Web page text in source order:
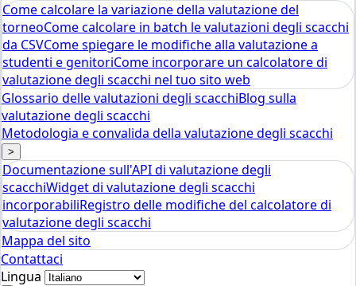
Come calcolare la variazione della valutazione del
torneoCome calcolare in batch le valutazioni degli scacchi
da CSVCome spiegare le modifiche alla valutazione a
studenti e genitoriCome incorporare un calcolatore di
valutazione degli scacchi nel tuo sito web
Glossario delle valutazioni degli scacchiBlog sulla
valutazione degli scacchi
Metodologia e convalida della valutazione degli scacchi
>
Documentazione sull'API di valutazione degli
scacchiWidget di valutazione degli scacchi
incorporabiliRegistro delle modifiche del calcolatore di
valutazione degli scacchi
Mappa del sito
Contattaci
Lingua